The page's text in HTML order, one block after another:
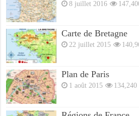
8 juillet 2016
Carte de Bretagne
22 juillet 2015
Plan de Paris
1 août 2015 134,240